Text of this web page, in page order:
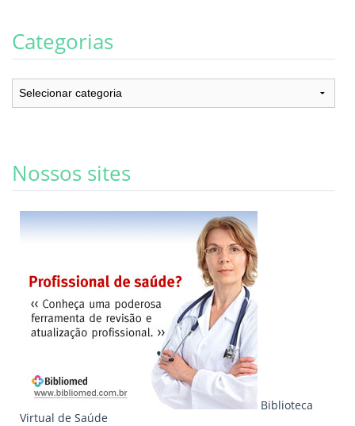
Categorias
Categorias
Nossos sites
Biblioteca
Virtual de Saúde